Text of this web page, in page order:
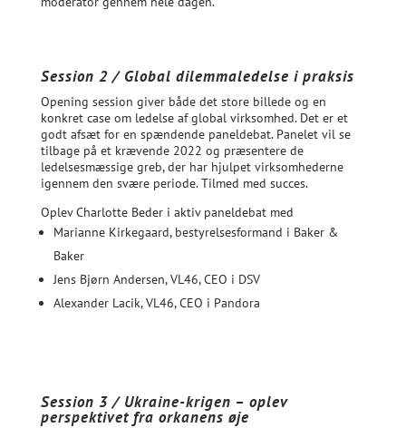
Session 2 / Global dilemmaledelse i praksis
Opening session giver både det store billede og en
konkret case om ledelse af global virksomhed. Det er et
godt afsæt for en spændende paneldebat. Panelet vil se
tilbage på et krævende 2022 og præsentere de
ledelsesmæssige greb, der har hjulpet virksomhederne
igennem den svære periode. Tilmed med succes.
Oplev Charlotte Beder i aktiv paneldebat med
Marianne Kirkegaard, bestyrelsesformand i Baker &
Baker
Jens Bjørn Andersen, VL46, CEO i DSV
Alexander Lacik, VL46, CEO i Pandora
Session 3 / Ukraine-krigen – oplev
perspektivet fra orkanens øje